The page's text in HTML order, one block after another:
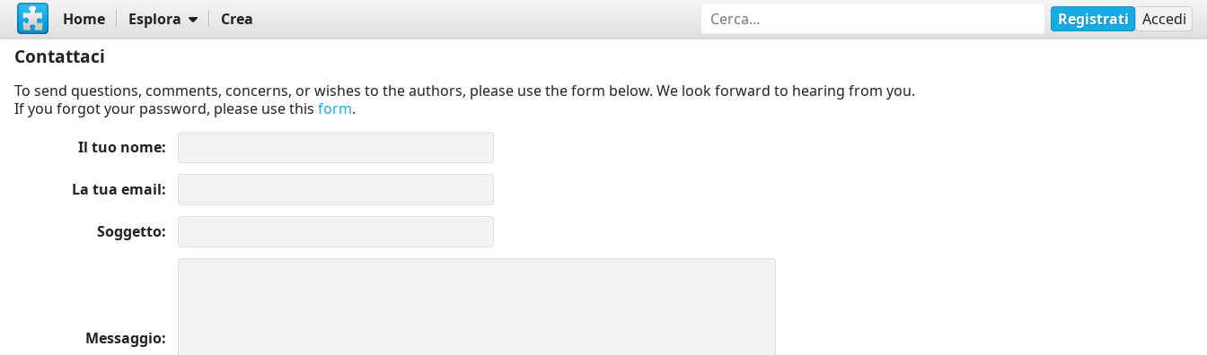
Home Esplora Crea Registrati Accedi
Contattaci
To send questions, comments, concerns, or wishes to the authors, please use the form below. We look forward to hearing from you.
If you forgot your password, please use this form.
Il tuo nome
La tua email
Soggetto
Messaggio